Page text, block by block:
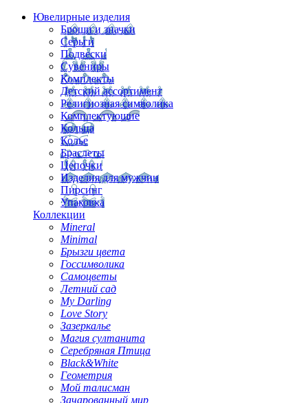
Ювелирные изделия
Броши и значки
Серьги
Подвески
Сувениры
Комплекты
Детский ассортимент
Религиозная символика
Комплектующие
Кольца
Колье
Браслеты
Цепочки
Изделия для мужчин
Пирсинг
Упаковка
Коллекции
Mineral
Minimal
Брызги цвета
Госсимволика
Самоцветы
Летний сад
My Darling
Love Story
Зазеркалье
Магия султанита
Серебряная Птица
Black&White
Геометрия
Мой талисман
Зачарованный мир